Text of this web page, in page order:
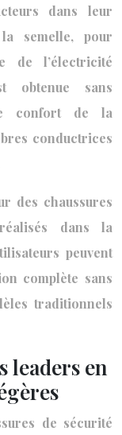
dans leur
semelle, pour
de l’électricité
obtenue sans
confort de la
conductrices
des chaussures
dans la
peuvent
complète sans
traditionnels
leaders en
de sécurité